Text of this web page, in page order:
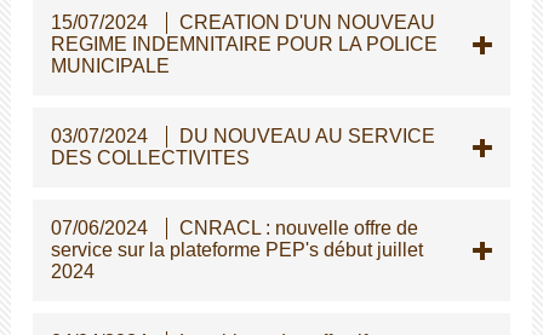
15/07/2024
CREATION D'UN NOUVEAU
REGIME INDEMNITAIRE POUR LA POLICE
MUNICIPALE
03/07/2024
DU NOUVEAU AU SERVICE
DES COLLECTIVITES
07/06/2024
CNRACL : nouvelle offre de
service sur la plateforme PEP's début juillet
2024